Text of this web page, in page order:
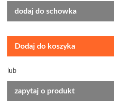
dodaj do schowka
Dodaj do koszyka
lub
zapytaj o produkt